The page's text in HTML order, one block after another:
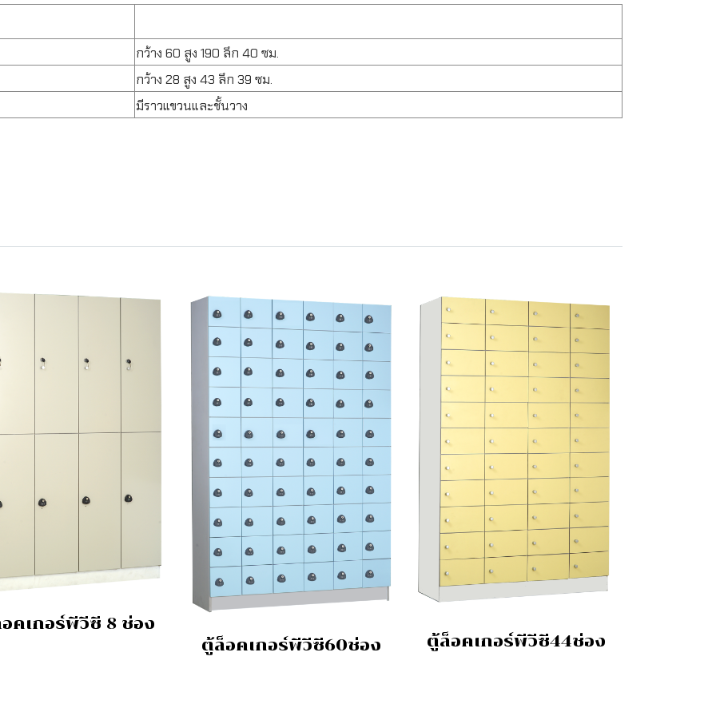
กว้าง 60 สูง 190 ลึก 40 ซม.
กว้าง 28 สูง 43 ลึก 39 ซม.
มีราวแขวนและชั้นวาง
คเกอร์พีวีซี 8 ช่อง
ตู้ล็อคเกอร์พีวีซี60ช่อง
ตู้ล็อคเกอร์พีวีซี44ช่อง